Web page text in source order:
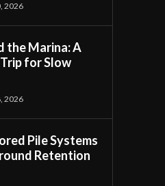
2026
the Marina: A
for Slow
2026
Pile Systems
Retention